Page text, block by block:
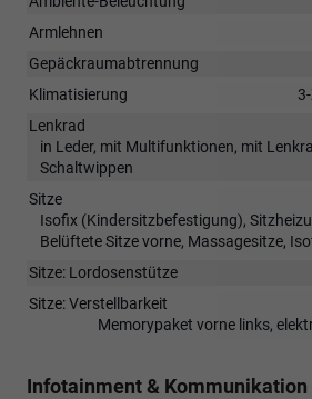
Armlehnen
Gepäckraumabtrennung
Klimatisierung
Lenkrad
in Leder, mit Multifunktionen, mit
Schaltwippen
Sitze
Isofix (Kindersitzbefestigung),
Belüftete Sitze vorne, Massagesitze,
Sitze: Lordosenstütze
Sitze: Verstellbarkeit
Memorypaket vorne links,
Infotainment & Kommunikation